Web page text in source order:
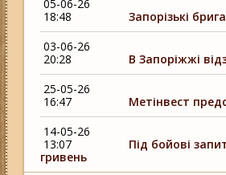
05-06-26
18:48
Запорізькі
03-06-26
20:28
В Запоріжжі
25-05-26
16:47
Метінвест
14-05-26
13:07
Під бойові
гривень